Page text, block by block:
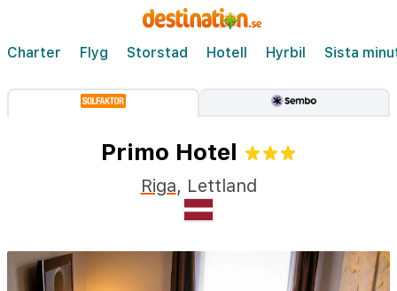
Charter Flyg Storstad Hotell Hyrbil Sista
Primo Hotel
Riga, Lettland